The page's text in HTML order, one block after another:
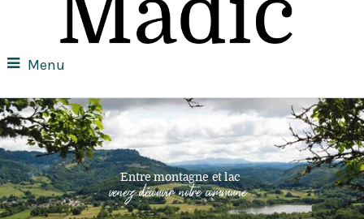
Menu
Entre montagne et lac
venez découvir notre commune